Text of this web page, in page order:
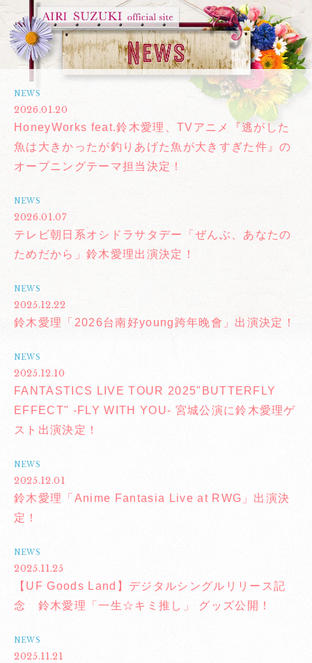
NEWS
2026.01.20
HoneyWorks feat.鈴木愛理、TVアニメ『逃がした
魚は大きかったが釣りあげた魚が大きすぎた件』の
オープニングテーマ担当決定！
NEWS
2026.01.07
テレビ朝日系オシドラサタデー「ぜんぶ、あなたの
ためだから」鈴木愛理出演決定！
NEWS
2025.12.22
鈴木愛理「2026台南好young跨年晚會」出演決定！
NEWS
2025.12.10
FANTASTICS LIVE TOUR 2025"BUTTERFLY
EFFECT" -FLY WITH YOU- 宮城公演に鈴木愛理ゲ
スト出演決定！
NEWS
2025.12.01
鈴木愛理「Anime Fantasia Live at RWG」出演決
定！
NEWS
2025.11.25
【UF Goods Land】デジタルシングルリリース記
念 鈴木愛理「一生☆キミ推し」 グッズ公開！
NEWS
2025.11.21